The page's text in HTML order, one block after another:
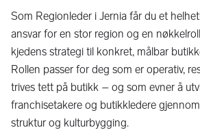
Som Regionleder i Jernia får du et
ansvar for en stor region og en
kjedens strategi til konkret, målbar
Rollen passer for deg som er operativ,
trives tett på butikk – og som evner å
franchisetakere og butikkledere
struktur og kulturbygging.